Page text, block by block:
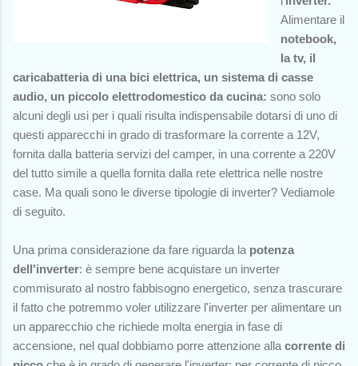
Alimentare il
notebook,
la tv, il
caricabatteria di una bici elettrica, un sistema di casse
audio, un piccolo elettrodomestico da cucina: sono solo
alcuni degli usi per i quali risulta indispensabile dotarsi di uno di
questi apparecchi in grado di trasformare la corrente a 12V,
fornita dalla batteria servizi del camper, in una corrente a 220V
del tutto simile a quella fornita dalla rete elettrica nelle nostre
case. Ma quali sono le diverse tipologie di inverter? Vediamole
di seguito.
Una prima considerazione da fare riguarda la potenza
dell'inverter: è sempre bene acquistare un inverter
commisurato al nostro fabbisogno energetico, senza trascurare
il fatto che potremmo voler utilizzare l'inverter per alimentare un
un apparecchio che richiede molta energia in fase di
accensione, nel qual dobbiamo porre attenzione alla corrente di